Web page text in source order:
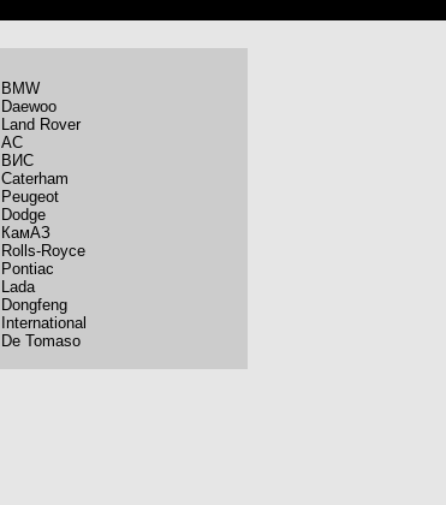
BMW
Daewoo
Land Rover
AC
ВИС
Caterham
Peugeot
Dodge
КамАЗ
Rolls-Royce
Pontiac
Lada
Dongfeng
International
De Tomaso